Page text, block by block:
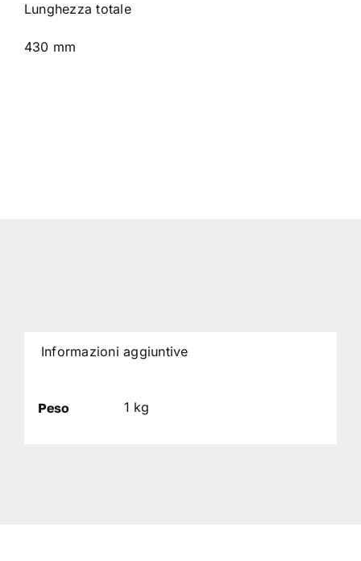
Lunghezza totale
430 mm
Informazioni aggiuntive
Peso 1 kg